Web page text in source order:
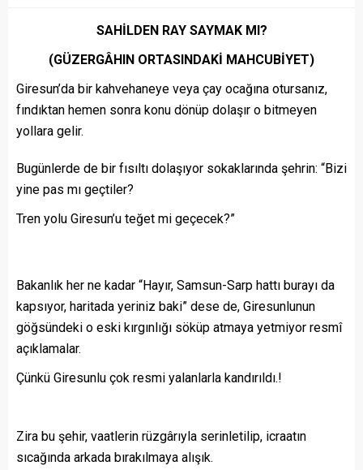
SAHİLDEN RAY SAYMAK MI?
(GÜZERGÂHIN ORTASINDAKİ MAHCUBİYET)
Giresun’da bir kahvehaneye veya çay ocağına otursanız,
fındıktan hemen sonra konu dönüp dolaşır o bitmeyen
yollara gelir.
Bugünlerde de bir fısıltı dolaşıyor sokaklarında şehrin: “Bizi
yine pas mı geçtiler?
Tren yolu Giresun’u teğet mi geçecek?”
Bakanlık her ne kadar “Hayır, Samsun-Sarp hattı burayı da
kapsıyor, haritada yeriniz baki” dese de, Giresunlunun
göğsündeki o eski kırgınlığı söküp atmaya yetmiyor resmî
açıklamalar.
Çünkü Giresunlu çok resmi yalanlarla kandırıldı.!
Zira bu şehir, vaatlerin rüzgârıyla serinletilip, icraatın
sıcağında arkada bırakılmaya alışık.